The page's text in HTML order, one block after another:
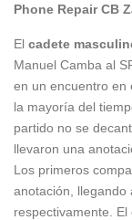
Phone Repair CB
El cadete
Manuel Camba al
en un encuentro en
la mayoría del
partido no se
llevaron una
Los primeros
anotación, llegando
respectivamente.